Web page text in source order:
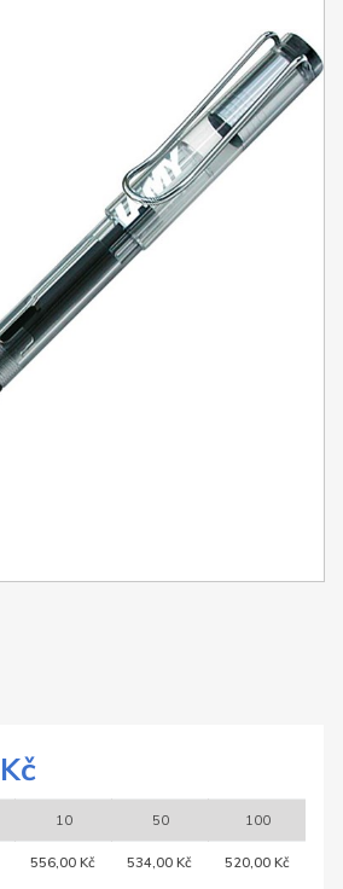
10 50 100
556,00 Kč 534,00 Kč 520,00 Kč